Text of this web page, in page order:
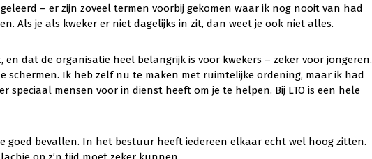
– er zijn zoveel termen voorbij gekomen waar ik nog nooit van had
Als je als kweker er niet dagelijks in zit, dan weet je ook niet alles.
en dat de organisatie heel belangrijk is voor kwekers – zeker voor jongeren.
schermen. Ik heb zelf nu te maken met ruimtelijke ordening, maar ik had
speciaal mensen voor in dienst heeft om je te helpen. Bij LTO is een hele
goed bevallen. In het bestuur heeft iedereen elkaar echt wel hoog zitten.